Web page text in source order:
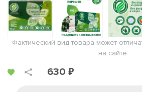
Фактический вид товара может
на сайте
630 ₽